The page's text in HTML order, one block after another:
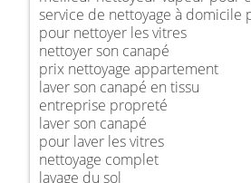
service de nettoyage à domicile
pour nettoyer les vitres
nettoyer son canapé
prix nettoyage appartement
laver son canapé en tissu
entreprise propreté
laver son canapé
pour laver les vitres
nettoyage complet
lavage du sol